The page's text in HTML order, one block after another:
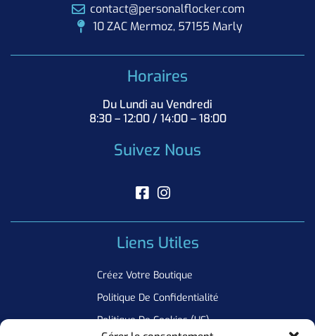
contact@personalflocker.com
10 ZAC Mermoz, 57155 Marly
Horaires
Du Lundi au Vendredi
8:30 – 12:00 / 14:00 – 18:00
Suivez Nous
Liens Utiles
Créez Votre Boutique
Politique De Confidentialité
Politique De Cookies (UE)